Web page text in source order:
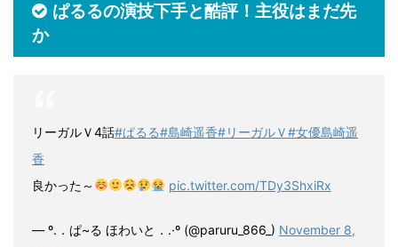
ぱるるの演技下手と酷評！主役はまだ先
か
リーガルＶ4話#ぱるる#島崎遥香#リーガルＶ#女優島崎遥
香
良かった～
pic.twitter.com/TDy3ShxiRx
— º.．ぱ~る ほわいと．.·º (@paruru_866_) November 8,